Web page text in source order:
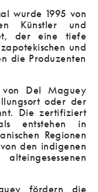
wurde 1995 von
Künstler und
der eine tiefe
und
die Produzenten
von Del Maguey
oder der
Die zertifiziert
entstehen in
Regionen
den indigenen
fördern die